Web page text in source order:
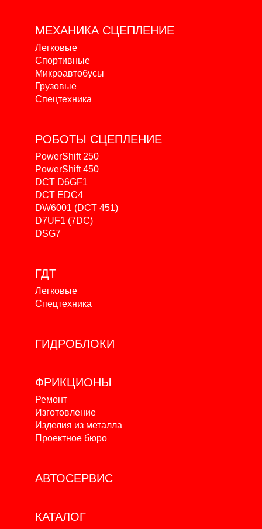
МЕХАНИКА СЦЕПЛЕНИЕ
Легковые
Спортивные
Микроавтобусы
Грузовые
Спецтехника
РОБОТЫ СЦЕПЛЕНИЕ
PowerShift 250
PowerShift 450
DCT D6GF1
DCT EDC4
DW6001 (DCT 451)
D7UF1 (7DC)
DSG7
ГДТ
Легковые
Спецтехника
ГИДРОБЛОКИ
ФРИКЦИОНЫ
Ремонт
Изготовление
Изделия из металла
Проектное бюро
АВТОСЕРВИС
КАТАЛОГ